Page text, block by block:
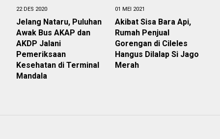
22 DES 2020
Jelang Nataru, Puluhan
Awak Bus AKAP dan
AKDP Jalani
Pemeriksaan
Kesehatan di Terminal
Mandala
01 MEI 2021
Akibat Sisa Bara Api,
Rumah Penjual
Gorengan di Cileles
Hangus Dilalap Si Jago
Merah